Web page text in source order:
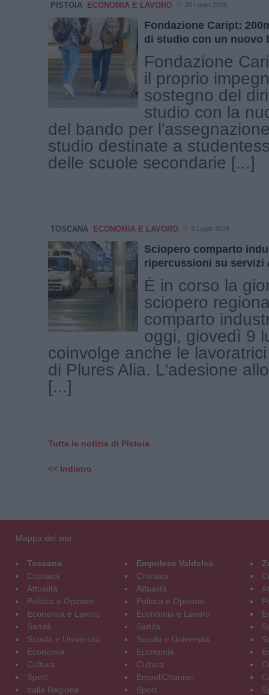
PISTOIA ECONOMIA E LAVORO 20 Luglio 2026
Fondazione Caript:
di studio con un nuovo
Fondazione
il proprio
sostegno del
studio con la
del bando per
studio destinate a
delle scuole secondarie [...]
TOSCANA ECONOMIA E LAVORO 9 Luglio 2026
Sciopero comparto
ripercussioni su servizi
È in corso la
sciopero
comparto
oggi, giovedì 9
coinvolge anche le
di Plures Alia. L'adesione
[...]
Tutte le notizie di Pistoia
<< Indietro
Mappa del sito
Toscana
Cronaca
Attualità
Politica e Opinioni
Economia e Lavoro
Sanità
Scuola e Università
Economia
Cultura
Sport
dalla Regione
Empolese Valdelsa
Cronaca
Attualità
Politica e Opinioni
Economia e Lavoro
Sanità
Scuola e Università
Economia
Cultura
EmpoliChannel
Sport